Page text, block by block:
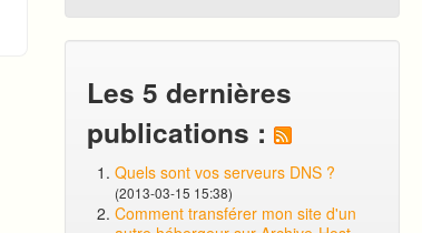
Les 5 dernières
publications :
Quels sont vos serveurs DNS ?
(2013-03-15 15:38)
Comment transférer mon site d'un